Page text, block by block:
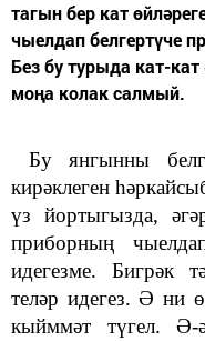
тагын бер кат
чыелдап белгертүче
Без бу турыда кат-
моңа колак салмый.
Бу янгынны
кирәклеген
үз йортыгызда,
приборның
идегезме. Бигрәк
теләр идегез. Ә ни
кыйммәт түгел. Ә-